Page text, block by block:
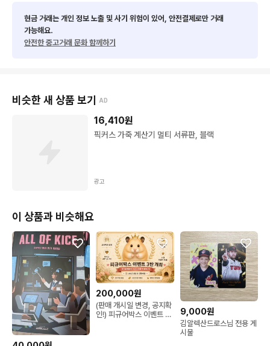
현금 거래는 개인 정보 노출 및 사기 위험이 있어, 안전결제로만 거래
가능해요.
안전한 중고거래 문화 함께하기
비슷한 새 상품 보기 AD
16,410원
픽커스 가죽 계산기 멀티 서류판, 블랙
광고
이 상품과 비슷해요
200,000원
(판매 개시일 변경, 공지확
인!) 피규어박스 이벤트 3
9,000원
김알렉산드로스님 전용 게
시물